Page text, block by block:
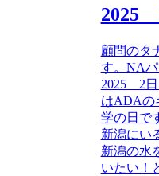
2025
顧問のタ
す。NA
2025 2日
はADAの
学の日で
新潟にい
新潟の水
いたい！